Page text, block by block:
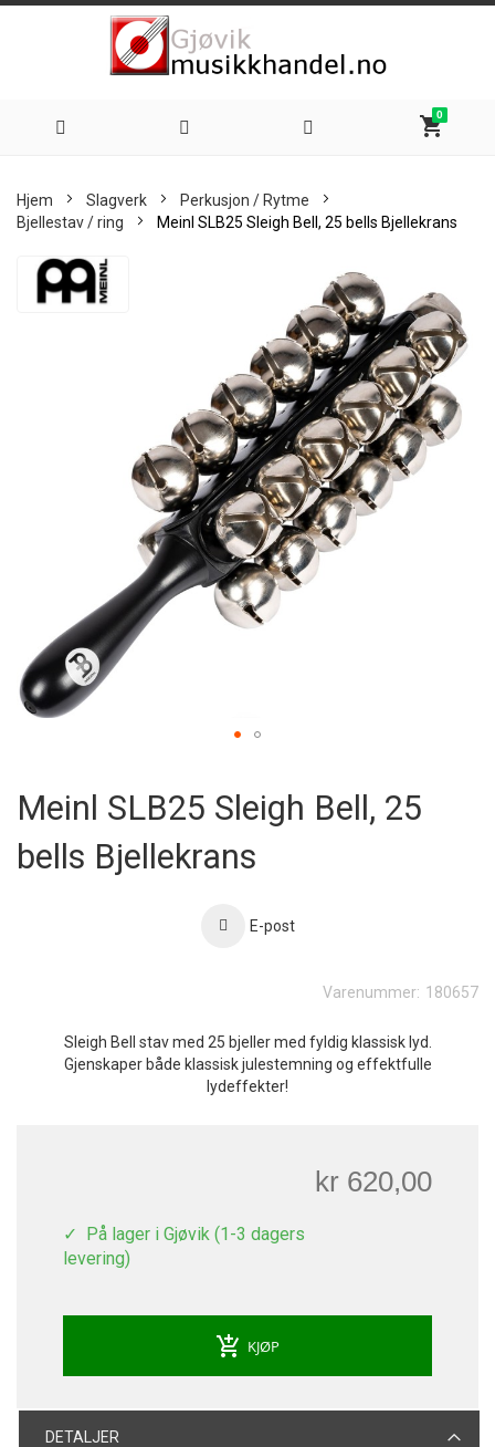
shopping_cart
0
innhold
Hjem Slagverk
Perkusjon / Rytme
Bjellestav / ring
Meinl SLB25 Sleigh Bell, 25 bells Bjellekrans
Skip
the
the
of
the
Meinl SLB25 Sleigh Bell, 25
bells Bjellekrans
E-post
Varenummer: 180657
Sleigh Bell stav med 25 bjeller med fyldig klassisk lyd.
Gjenskaper både klassisk julestemning og effektfulle
lydeffekter!
kr 620,00
På lager i Gjøvik (1-3 dagers
levering)
add_shopping_cart KJØP
DETALJER